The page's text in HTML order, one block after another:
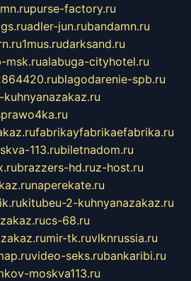
purse-factory.ru
adler-jun.rubandamn.ru
1mus.rudarksand.ru
msk.rualabuga-cityhotel.ru
blagodarenie-spb.ru
fabrikayfabrikaefabrika.ru
113.rubiletnadom.ru
brazzers-hd.ruz-host.ru
naperekate.ru
kitubeu-2-kuhnyanazakaz.ru
cs-68.ru
mir-tk.ruvlknrussia.ru
video-seks.rubankaribi.ru
moskva113.ru